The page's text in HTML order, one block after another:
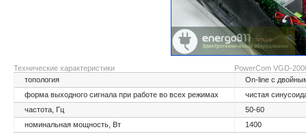
Технические характеристики
PowerCom VGD-
топология
On-line с
форма выходного сигнала при работе во всех режимах
чистая
частота, Гц
50-60
номинальная мощность, Вт
1400